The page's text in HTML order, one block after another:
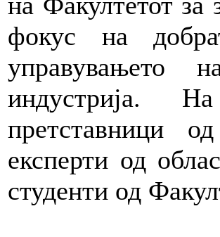
фокус на
управувањето
индустрија.
претставници
експерти од
студенти од